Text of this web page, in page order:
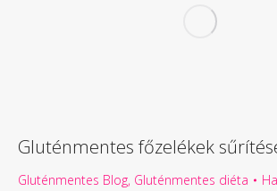
Gluténmentes főzelékek
Gluténmentes Blog, Gluténmentes diéta